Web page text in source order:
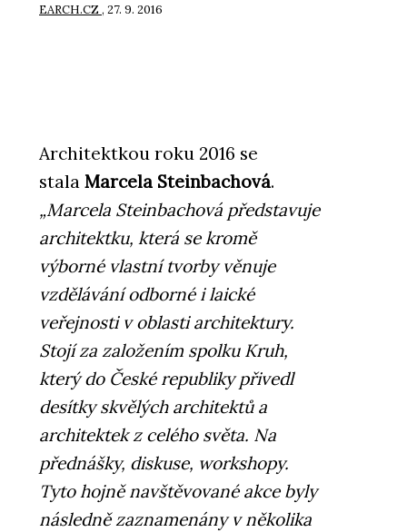
EARCH.CZ , 27. 9. 2016
Architektkou roku 2016 se
stala Marcela Steinbachová.
„Marcela Steinbachová představuje
architektku, která se kromě
výborné vlastní tvorby věnuje
vzdělávání odborné i laické
veřejnosti v oblasti architektury.
Stojí za založením spolku Kruh,
který do České republiky přivedl
desítky skvělých architektů a
architektek z celého světa. Na
přednášky, diskuse, workshopy.
Tyto hojně navštěvované akce byly
následně zaznamenány v několika